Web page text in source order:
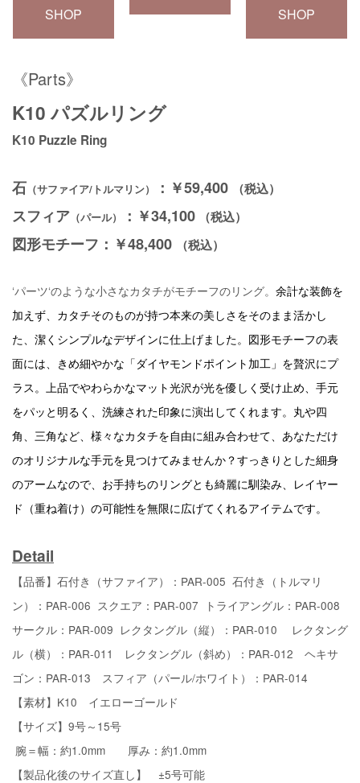
SHOP
SHOP
《Parts》
K10 パズルリング
K10 Puzzle Ring
石 （サファイア/トルマリン） ：￥59,400 （税込）
スフィア （パール） ：￥34,100 （税込）
図形モチーフ：￥48,400 （税込）
‘パーツ‘のような小さなカタチがモチーフのリング。 余計な装飾を
加えず、カタチそのものが持つ本来の美しさをそのまま活かし
た、潔くシンプルなデザインに仕上げました。図形モチーフの表
面には、きめ細やかな「ダイヤモンドポイント加工」を贅沢にプ
ラス。上品でやわらかなマット光沢が光を優しく受け止め、手元
をパッと明るく、洗練された印象に演出してくれます。丸や四
角、三角など、様々なカタチを自由に組み合わせて、あなただけ
のオリジナルな手元を見つけてみませんか？すっきりとした細身
のアームなので、お手持ちのリングとも綺麗に馴染み、レイヤー
ド（重ね着け）の可能性を無限に広げてくれるアイテムです。
Detail
【品番】石付き（サファイア）：PAR-005 石付き（トルマリ
ン）：PAR-006 スクエア：PAR-007 トライアングル：PAR-008
サークル：PAR-009 レクタングル（縦）：PAR-010
レクタング
ル（横）：PAR-011 レクタングル（斜め）：PAR-012 ヘキサ
ゴン：PAR-013 スフィア（パール/ホワイト）：PAR-014
【素材】K10 イエローゴールド
【サイズ】9号～15号
腕＝幅：約1.0mm 厚み：約1.0mm
【製品化後のサイズ直し】 ±5号可能